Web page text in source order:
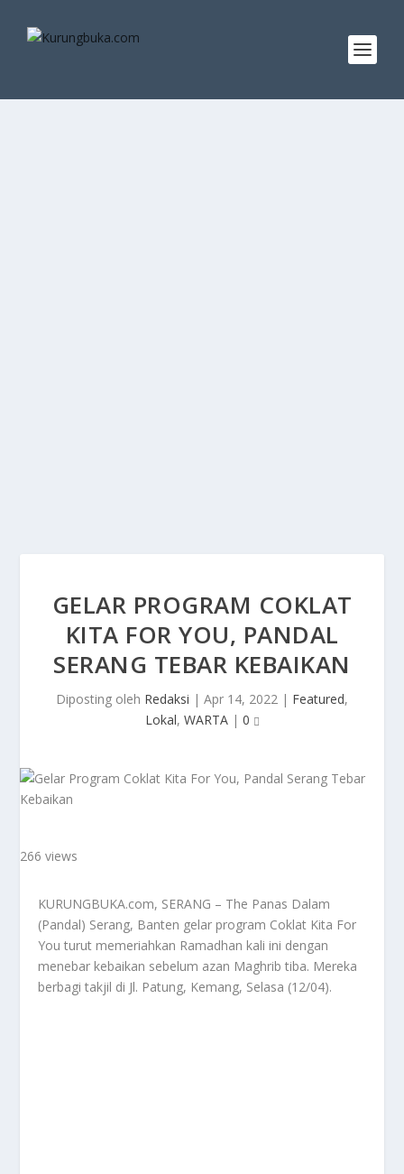
GELAR PROGRAM COKLAT
KITA FOR YOU, PANDAL
SERANG TEBAR KEBAIKAN
Diposting oleh Redaksi | Apr 14, 2022 | Featured,
Lokal, WARTA| 0
266 views
KURUNGBUKA.com, SERANG – The Panas Dalam
(Pandal) Serang, Banten gelar program Coklat Kita For
You turut memeriahkan Ramadhan kali ini dengan
menebar kebaikan sebelum azan Maghrib tiba. Mereka
berbagi takjil di Jl. Patung, Kemang, Selasa (12/04).